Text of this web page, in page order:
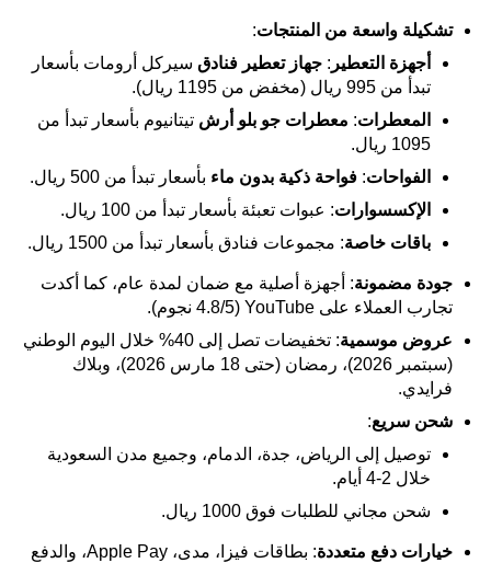
تشكيلة واسعة من المنتجات:
أجهزة التعطير : جهاز تعطير فنادق سيركل أرومات بأسعار
تبدأ من 995 ريال (مخفض من 1195 ريال).
المعطرات: معطرات جو بلو أرش تيتانيوم بأسعار تبدأ من
1095 ريال.
الفواحات: فواحة ذكية بدون ماء بأسعار تبدأ من 500 ريال.
الإكسسوارات: عبوات تعبئة بأسعار تبدأ من 100 ريال.
باقات خاصة: مجموعات فنادق بأسعار تبدأ من 1500 ريال.
جودة مضمونة: أجهزة أصلية مع ضمان لمدة عام، كما أكدت
تجارب العملاء على YouTube (4.8/5 نجوم).
عروض موسمية
: تخفيضات تصل إلى 40% خلال اليوم الوطني
(سبتمبر 2026)، رمضان (حتى 18 مارس 2026)، وبلاك
فرايدي.
شحن سريع:
توصيل إلى الرياض، جدة، الدمام، وجميع مدن السعودية
خلال 2-4 أيام.
شحن مجاني للطلبات فوق 1000 ريال.
خيارات دفع متعددة
: بطاقات فيزا، مدى، Apple Pay، والدفع